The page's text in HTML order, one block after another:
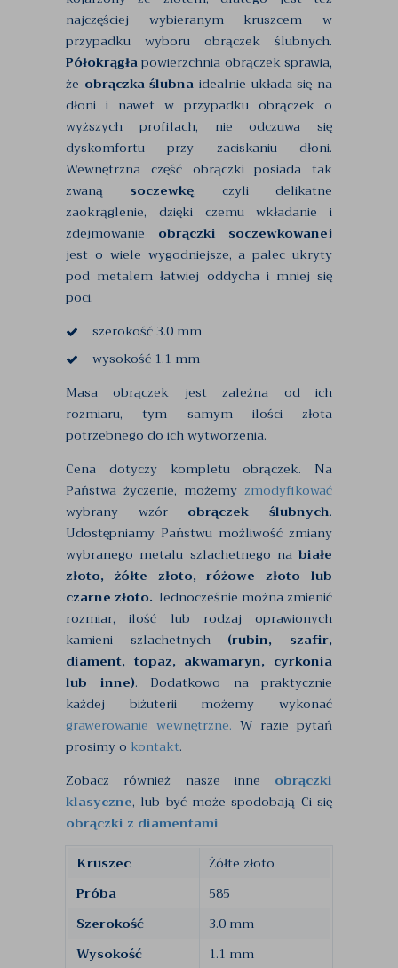
najczęściej wybieranym kruszcem w
przypadku wyboru obrączek ślubnych.
Półokrągłapowierzchnia obrączek sprawia,
że obrączka ślubna idealnie układa się na
dłoni i nawet w przypadku obrączek o
wyższych profilach, nie odczuwa się
dyskomfortu przy zaciskaniu dłoni.
Wewnętrzna część obrączki posiada tak
zwaną soczewkę, czyli delikatne
zaokrąglenie, dzięki czemu wkładanie i
zdejmowanie obrączki soczewkowanej
jest o wiele wygodniejsze, a palec ukryty
pod metalem łatwiej oddycha i mniej się
poci.
szerokość 3.0 mm
wysokość 1.1 mm
Masa obrączek jest zależna od ich
rozmiaru, tym samym ilości złota
potrzebnego do ich wytworzenia.
Cena dotyczy kompletu obrączek. Na
Państwa życzenie, możemy zmodyfikować
wybrany wzór obrączek ślubnych.
Udostępniamy Państwu możliwość zmiany
wybranego metalu szlachetnego na białe
złoto, żółte złoto, różowe złoto lub
czarne złoto. Jednocześnie można zmienić
rozmiar, ilość lub rodzaj oprawionych
kamieni szlachetnych (rubin, szafir,
diament, topaz, akwamaryn, cyrkonia
lub inne). Dodatkowo na praktycznie
każdej biżuterii możemy wykonać
grawerowanie wewnętrzne. W razie pytań
prosimy o kontakt.
Zobacz również nasze inne obrączki
klasyczne, lub być może spodobają Ci się
obrączki z diamentami
Kruszec
Żółte złoto
Próba
585
Szerokość
3.0 mm
Wysokość
1.1 mm